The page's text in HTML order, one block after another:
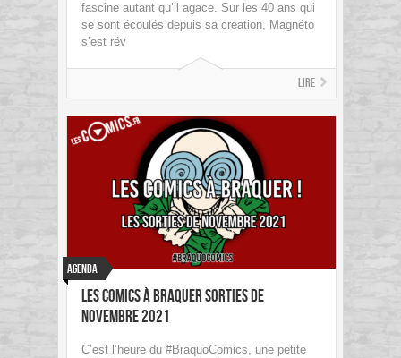
fascine autant qu’il agace. Sur les 40 ans qui
se sont écoulés depuis sa création, Magnéto
s’est rév
Lire
Agenda
Les Comics à braquer Sorties de
Novembre 2021
C’est l’heure du #BraquoComics, une petite